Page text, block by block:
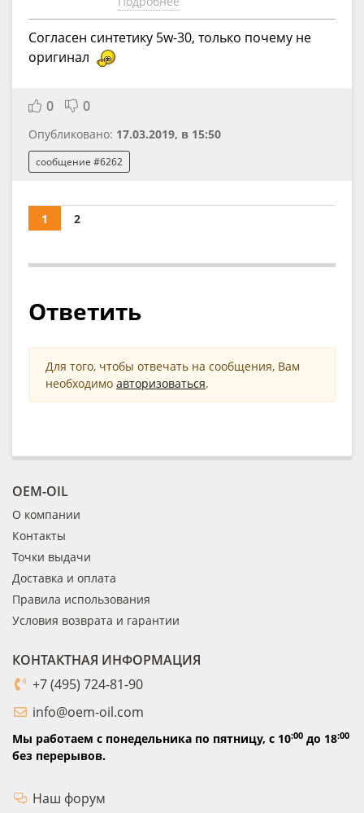
Согласен синтетику 5w-30, только почему не
оригинал
0 0
Опубликовано: 17.03.2019, в 15:50
сообщение #6262
1 2
Ответить
Для того, чтобы отвечать на сообщения, Вам
необходимо авторизоваться.
OEM-OIL
О компании
Контакты
Точки выдачи
Доставка и оплата
Правила использования
Условия возврата и гарантии
КОНТАКТНАЯ ИНФОРМАЦИЯ
+7 (495) 724-81-90
info@oem-oil.com
Мы работаем с понедельника по пятницу, с 10:00 до 18:00
без перерывов.
Наш форум